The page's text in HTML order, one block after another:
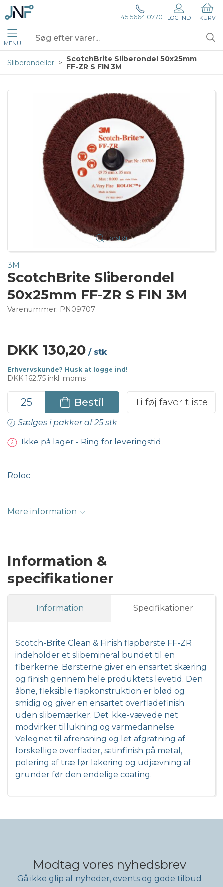
+45 5664 0770 LOG IND KURV
MENU
Sliberondeller
ScotchBrite Sliberondel 50x25mm
FF-ZR S FIN 3M
Forstør
3M
ScotchBrite Sliberondel
50x25mm FF-ZR S FIN 3M
Varenummer: PN09707
DKK 130,20 / stk
Erhvervskunde? Husk at logge ind!
DKK 162,75 inkl. moms
Bestil
Sælges i pakker af 25 stk
Tilføj favoritliste
Ikke på lager - Ring for leveringstid
Roloc
Mere information
Information &
specifikationer
Information Specifikationer
Scotch-Brite Clean & Finish flapbørste FF-ZR
indeholder et slibemineral bundet til en
fiberkerne. Børsterne giver en ensartet skæring
og finish gennem hele produktets levetid. Den
åbne, fleksible flapkonstruktion er blød og
smidig og giver en ensartet overfladefinish
uden slibemærker. Det ikke-vævede net
modvirker tillukning og varmedannelse.
Velegnet til afrensning og let afgratning af
forskellige overflader, satinfinish på metal,
polering af træ før lakering og udjævning af
grunder før den endelige coating.
Modtag vores nyhedsbrev
Gå ikke glip af nyheder, events og gode tilbud